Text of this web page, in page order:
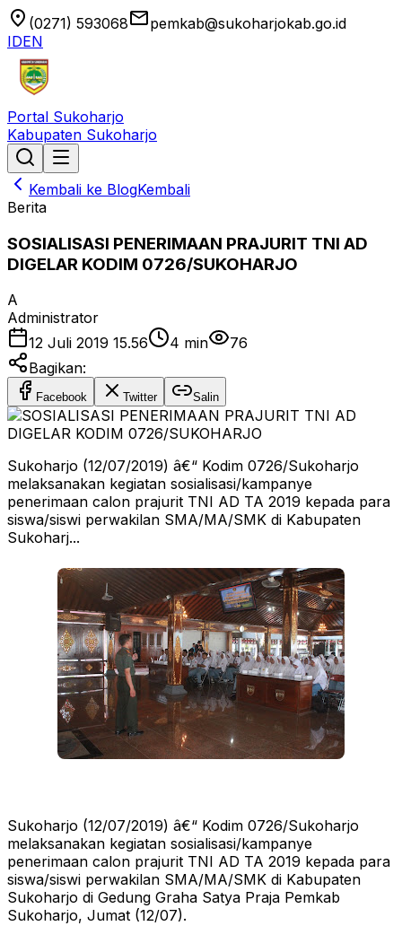
location_on (0271) 593068emailpemkab@sukoharjokab.go.id
IDEN
Portal Sukoharjo
Kabupaten Sukoharjo
Kembali ke BlogKembali
Berita
SOSIALISASI PENERIMAAN PRAJURIT TNI AD
DIGELAR KODIM 0726/SUKOHARJO
A
Administrator
12 Juli 2019 15.56
4 min
76
Bagikan:
Facebook Twitter Salin
Sukoharjo (12/07/2019) â€“ Kodim 0726/Sukoharjo
melaksanakan kegiatan sosialisasi/kampanye
penerimaan calon prajurit TNI AD TA 2019 kepada para
siswa/siswi perwakilan SMA/MA/SMK di Kabupaten
Sukoharj...
Sukoharjo (12/07/2019) â€“ Kodim 0726/Sukoharjo
melaksanakan kegiatan sosialisasi/kampanye
penerimaan calon prajurit TNI AD TA 2019 kepada para
siswa/siswi perwakilan SMA/MA/SMK di Kabupaten
Sukoharjo di Gedung Graha Satya Praja Pemkab
Sukoharjo, Jumat (12/07).